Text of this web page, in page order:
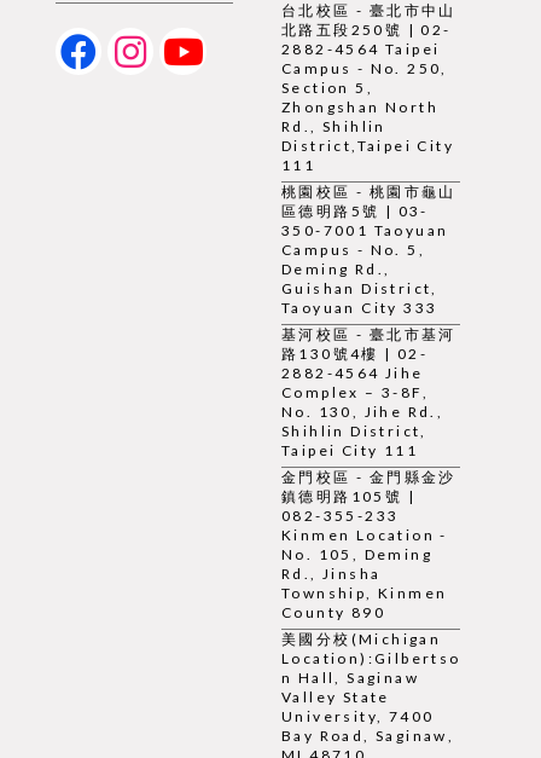
台北校區 - 臺北市中山
北路五段250號 | 02-
2882-4564 Taipei
Campus - No. 250,
Section 5,
Zhongshan North
Rd., Shihlin
District,Taipei City
111
桃園校區 - 桃園市龜山
區德明路5號 | 03-
350-7001 Taoyuan
Campus - No. 5,
Deming Rd.,
Guishan District,
Taoyuan City 333
基河校區 - 臺北市基河
路130號4樓 | 02-
2882-4564 Jihe
Complex – 3-8F,
No. 130, Jihe Rd.,
Shihlin District,
Taipei City 111
金門校區 - 金門縣金沙
鎮德明路105號 |
082-355-233
Kinmen Location -
No. 105, Deming
Rd., Jinsha
Township, Kinmen
County 890
美國分校(Michigan
Location):Gilbertso
n Hall, Saginaw
Valley State
University, 7400
Bay Road, Saginaw,